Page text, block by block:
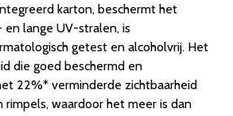
karton, beschermt het
lange UV-stralen, is
getest en alcoholvrij. Het
die goed beschermd en
22%* verminderde zichtbaarheid
rimpels, waardoor het meer is dan